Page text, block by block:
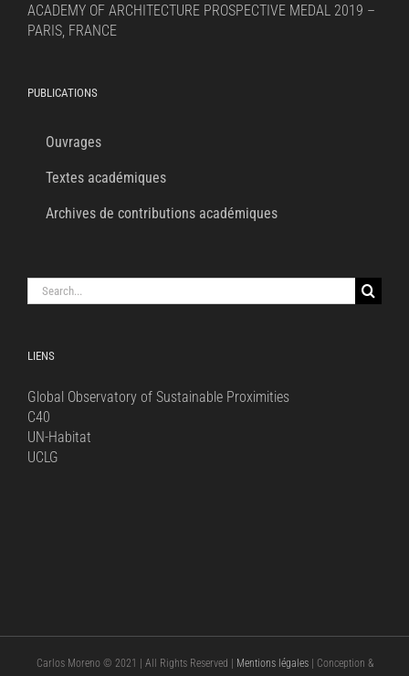
ACADEMY OF ARCHITECTURE PROSPECTIVE MEDAL 2019 –
PARIS, FRANCE
PUBLICATIONS
Ouvrages
Textes académiques
Archives de contributions académiques
Search
for:
LIENS
Global Observatory of Sustainable Proximities
C40
UN-Habitat
UCLG
Carlos Moreno © 2021 | All Rights Reserved | Mentions légales| Conception &